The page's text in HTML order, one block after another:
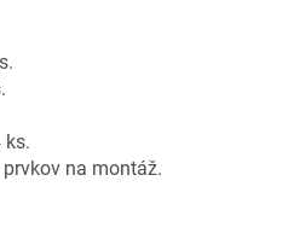
ks.
na montáž.